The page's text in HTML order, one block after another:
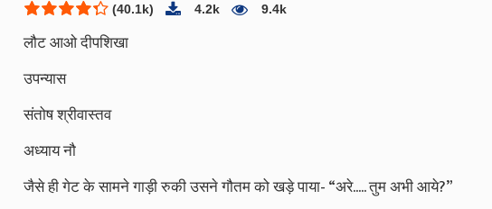
(40.1k) 4.2k 9.4k
लौट आओ दीपशिखा
उपन्यास
संतोष श्रीवास्तव
अध्याय नौ
जैसे ही गेट के सामने गाड़ी रुकी उसने गौतम को खड़े पाया- “अरे..... तुम अभी आये?”